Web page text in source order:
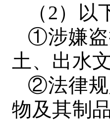
（2）
①涉嫌盗
土、出水
②法律规
物及其制